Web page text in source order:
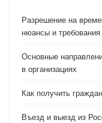
Разрешение на
нюансы и требования
Основные
в организациях
Как получить
Въезд и выезд из